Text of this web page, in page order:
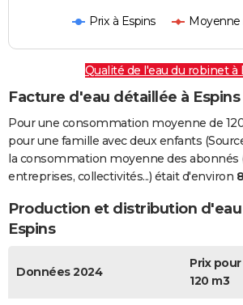
Prix à Espins Moyenne
Qualité de l'eau du robinet à
Facture d'eau détaillée à Espins
Pour une consommation moyenne de
pour une famille avec deux enfants
la consommation moyenne des abonnés
entreprises, collectivités...) était d'environ
Production et distribution
Espins
Données 2024
Prix pour
120 m3